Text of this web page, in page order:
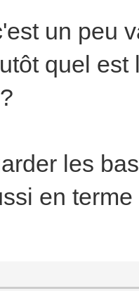
un peu
quel
les
en